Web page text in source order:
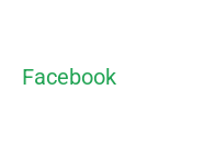
Facebook